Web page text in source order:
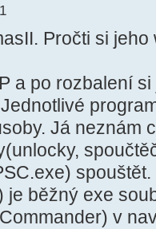
Pročti si
a po rozbalení
Já neznám
spouštět.
je běžný exe
v